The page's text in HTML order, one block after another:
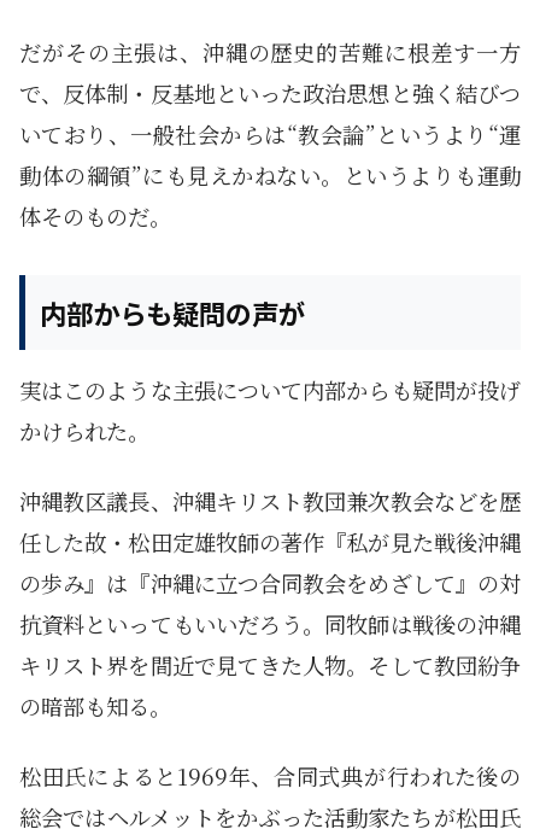
だがその主張は、沖縄の歴史的苦難に根差す一方
で、反体制・反基地といった政治思想と強く結びつ
いており、一般社会からは“教会論”というより“運
動体の綱領”にも見えかねない。というよりも運動
体そのものだ。
内部からも疑問の声が
実はこのような主張について内部からも疑問が投げ
かけられた。
沖縄教区議長、沖縄キリスト教団兼次教会などを歴
任した故・松田定雄牧師の著作『私が見た戦後沖縄
の歩み』は『沖縄に立つ合同教会をめざして』の対
抗資料といってもいいだろう。同牧師は戦後の沖縄
キリスト界を間近で見てきた人物。そして教団紛争
の暗部も知る。
松田氏によると1969年、合同式典が行われた後の
総会ではヘルメットをかぶった活動家たちが松田氏